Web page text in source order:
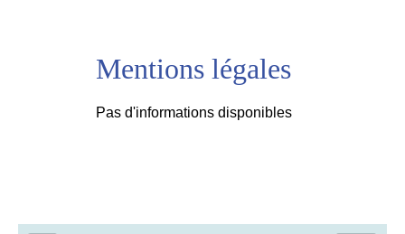
Mentions légales
Pas d'informations disponibles